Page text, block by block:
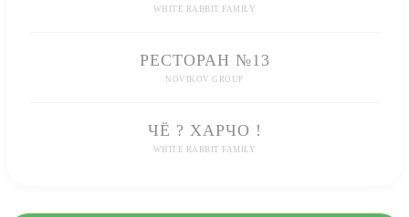
WHITE RABBIT FAMILY
РЕСТОРАН №13
NOVIKOV GROUP
ЧЁ ? ХАРЧО !
WHITE RABBIT FAMILY